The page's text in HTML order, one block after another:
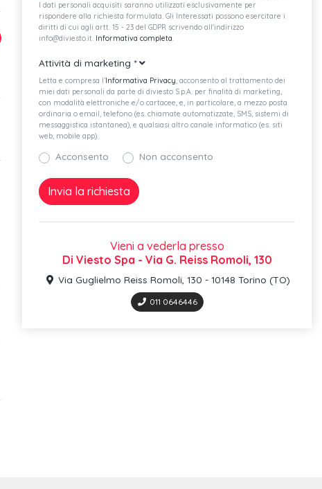
I dati personali acquisiti saranno utilizzati esclusivamente per
rispondere alla richiesta formulata. Gli Interessati possono esercitare i
diritti di cui agli artt. 15 - 23 del GDPR scrivendo all'indirizzo
info@diviesto.it. Informativa completa.
Attività di marketing *
Letta e compresa l’Informativa Privacy, acconsento al trattamento dei
miei dati personali da parte di diviesto S.p.A. per finalità di marketing,
con modalità elettroniche e/o cartacee, e, in particolare, a mezzo posta
ordinaria o email, telefono (es. chiamate automatizzate, SMS, sistemi di
messaggistica istantanea), e qualsiasi altro canale informatico (es. siti
web, mobile app).
Acconsento Non acconsento
Vieni a vederla presso
Di Viesto Spa - Via G. Reiss Romoli, 130
Via Guglielmo Reiss Romoli, 130 - 10148 Torino (TO)
011 0646446